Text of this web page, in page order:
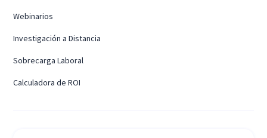
Webinarios
Investigación a Distancia
Sobrecarga Laboral
Calculadora de ROI